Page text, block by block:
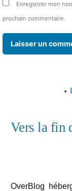
Enregistrer mon
prochain commentaire.
‣
Vers la fin
OverBlog